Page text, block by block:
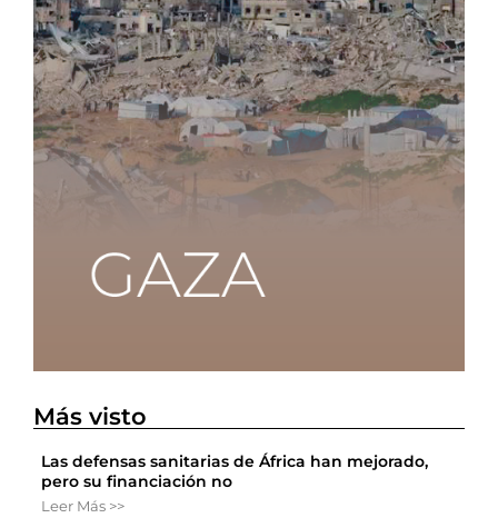
Más visto
Las defensas sanitarias de África han mejorado,
pero su financiación no
Leer Más >>